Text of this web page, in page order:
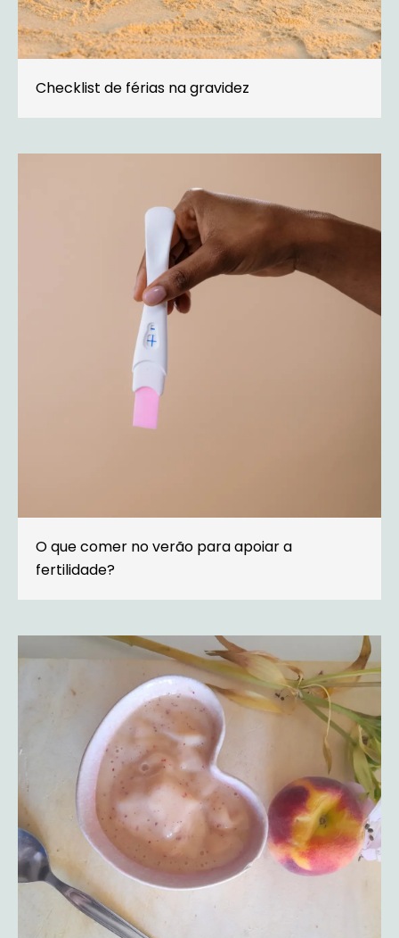
Checklist de férias na gravidez
O que comer no verão para apoiar a
fertilidade?